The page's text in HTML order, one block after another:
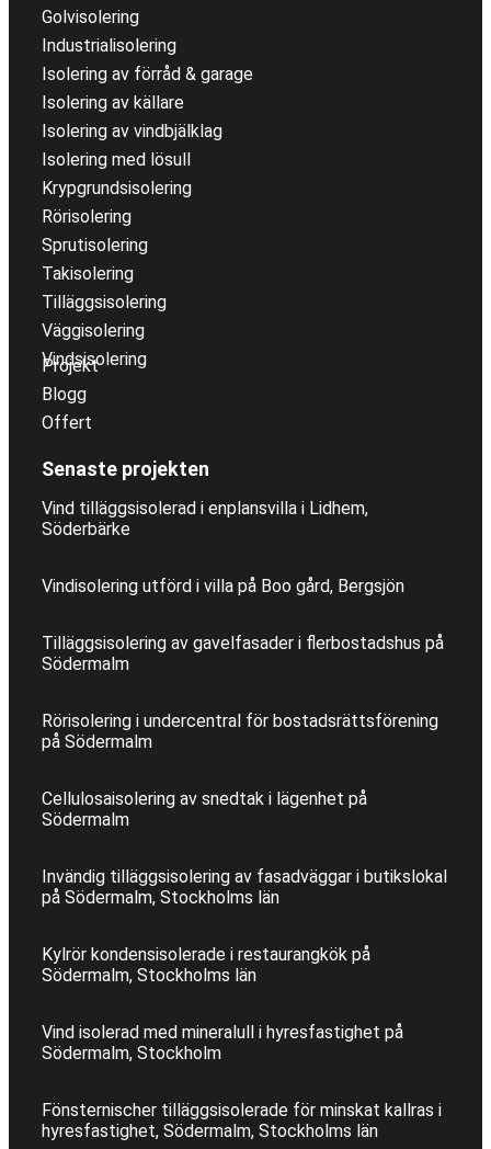
Golvisolering
Industrialisolering
Isolering av förråd & garage
Isolering av källare
Isolering av vindbjälklag
Isolering med lösull
Krypgrundsisolering
Rörisolering
Sprutisolering
Takisolering
Tilläggsisolering
Väggisolering
Vindsisolering
Projekt
Blogg
Offert
Senaste projekten
Vind tilläggsisolerad i enplansvilla i Lidhem,
Söderbärke
Vindisolering utförd i villa på Boo gård, Bergsjön
Tilläggsisolering av gavelfasader i flerbostadshus på
Södermalm
Rörisolering i undercentral för bostadsrättsförening
på Södermalm
Cellulosaisolering av snedtak i lägenhet på
Södermalm
Invändig tilläggsisolering av fasadväggar i butikslokal
på Södermalm, Stockholms län
Kylrör kondensisolerade i restaurangkök på
Södermalm, Stockholms län
Vind isolerad med mineralull i hyresfastighet på
Södermalm, Stockholm
Fönsternischer tilläggsisolerade för minskat kallras i
hyresfastighet, Södermalm, Stockholms län